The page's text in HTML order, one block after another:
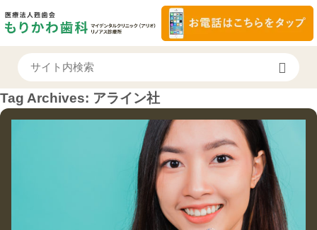
Tag Archives: アライン社